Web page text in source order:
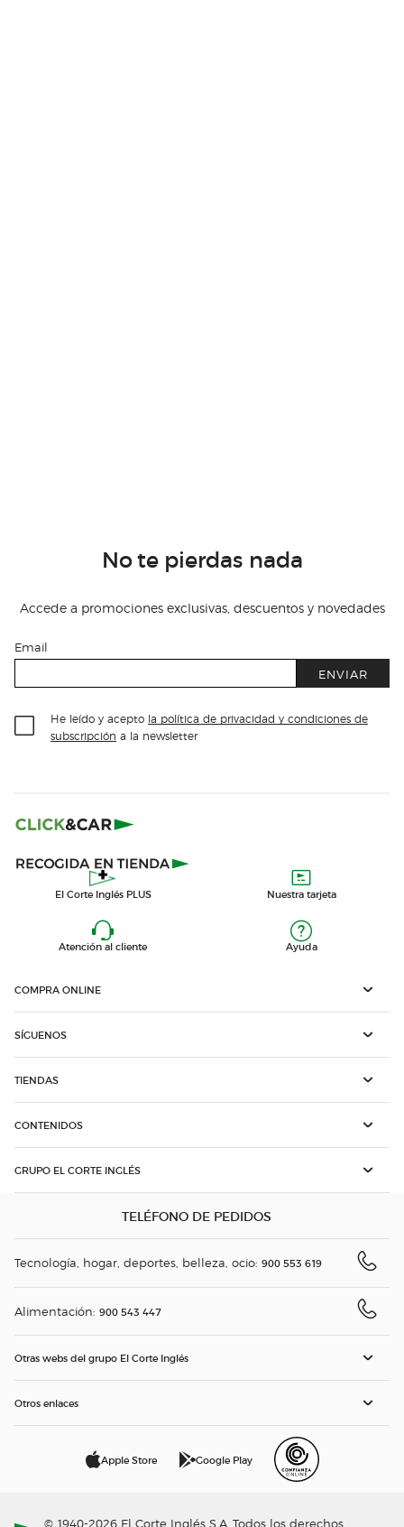
No te pierdas nada
Accede a promociones exclusivas, descuentos y novedades
Email
ENVIAR
He leído y acepto la política de privacidad y condiciones de
subscripción a la newsletter
El Corte Inglés PLUS Nuestra tarjeta
Atención al cliente Ayuda
COMPRA ONLINE
SÍGUENOS
TIENDAS
CONTENIDOS
GRUPO EL CORTE INGLÉS
TELÉFONO DE PEDIDOS
Tecnología, hogar, deportes, belleza, ocio: 900 553 619
Alimentación: 900 543 447
Otras webs del grupo El Corte Inglés
Otros enlaces
Apple Store Google Play
© 1940-2026 El Corte Inglés S.A. Todos los derechos